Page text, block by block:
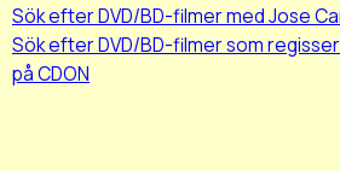
Sök efter DVD/BD-filmer med Jose
Sök efter DVD/BD-filmer som
på CDON